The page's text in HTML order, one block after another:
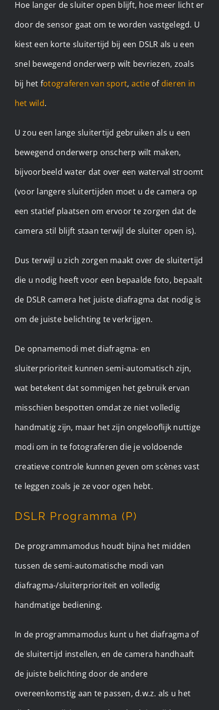
Hoe langer de sluiter open blijft, hoe meer licht er
door de sensor gaat om te worden vastgelegd. U
kiest een korte sluitertijd bij een DSLR als u een
snel bewegend onderwerp wilt bevriezen, zoals
bij het fotograferen van sport, actieof dieren in
het wild.
U zou een lange sluitertijd gebruiken als u een
bewegend onderwerp onscherp wilt maken,
bijvoorbeeld water dat over een waterval stroomt
(voor langere sluitertijden moet u de camera op
een statief plaatsen om ervoor te zorgen dat de
camera stil blijft staan terwijl de sluiter open is).
Dus terwijl u zich zorgen maakt over de sluitertijd
die u nodig heeft voor een bepaalde foto, bepaalt
de DSLR camera het juiste diafragma dat nodig is
om de juiste belichting te verkrijgen.
De opnamemodi met diafragma- en
sluiterprioriteit kunnen semi-automatisch zijn,
wat betekent dat sommigen het gebruik ervan
misschien bespotten omdat ze niet volledig
handmatig zijn, maar het zijn ongelooflijk nuttige
modi om in te fotograferen die je voldoende
creatieve controle kunnen geven om scènes vast
te leggen zoals je ze voor ogen hebt.
DSLR Programma (P)
De programmamodus houdt bijna het midden
tussen de semi-automatische modi van
diafragma-/sluiterprioriteit en volledig
handmatige bediening.
In de programmamodus kunt u het diafragma of
de sluitertijd instellen, en de camera handhaaft
de juiste belichting door de andere
overeenkomstig aan te passen, d.w.z. als u het